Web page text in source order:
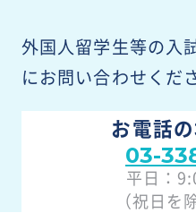
外国人留学生等の入
にお問い合わせくだ
お電話
03-
平日：
（祝日を